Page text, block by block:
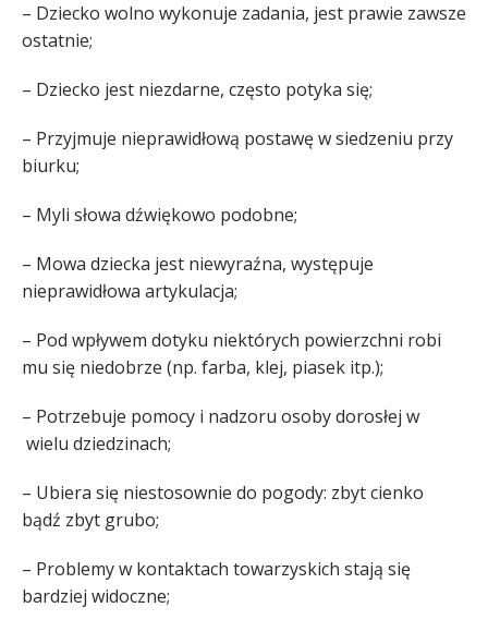
– Dziecko wolno wykonuje zadania, jest prawie zawsze
ostatnie;
– Dziecko jest niezdarne, często potyka się;
– Przyjmuje nieprawidłową postawę w siedzeniu przy
biurku;
– Myli słowa dźwiękowo podobne;
– Mowa dziecka jest niewyraźna, występuje
nieprawidłowa artykulacja;
– Pod wpływem dotyku niektórych powierzchni robi
mu się niedobrze (np. farba, klej, piasek itp.);
– Potrzebuje pomocy i nadzoru osoby dorosłej w
wielu dziedzinach;
– Ubiera się niestosownie do pogody: zbyt cienko
bądź zbyt grubo;
– Problemy w kontaktach towarzyskich stają się
bardziej widoczne;